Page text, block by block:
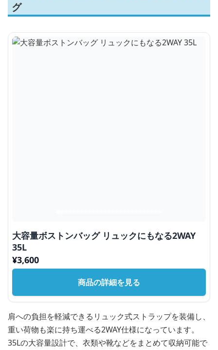
グ
大容量ボストンバッグ リュックにもなる2WAY
35L
¥3,600
商品の詳細を見る
肩への負担を軽減できるリュック式ストラップを装備し、
重い荷物も楽に持ち運べる2WAY仕様になっています。
35Lの大容量設計で、衣類や靴などをまとめて収納可能で